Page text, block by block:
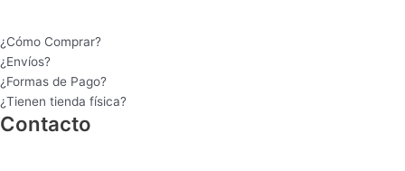
¿Cómo Comprar?
¿Envíos?
¿Formas de Pago?
¿Tienen tienda física?
Contacto